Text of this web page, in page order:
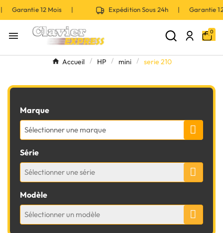
| Garantie 12 Mois | Expédition Sous 24h | Garantie
 0
Accueil HP mini serie 210
Marque
Sélectionner une marque
Série
Sélectionner une série
Modèle
Sélectionner un modèle